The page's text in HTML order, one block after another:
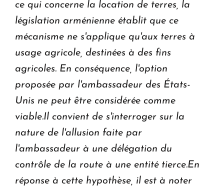
ce qui concerne la location de terres, la
législation arménienne établit que ce
mécanisme ne s'applique qu'aux terres à
usage agricole, destinées à des fins
agricoles. En conséquence, l'option
proposée par l'ambassadeur des États-
Unis ne peut être considérée comme
viable.Il convient de s'interroger sur la
nature de l'allusion faite par
l'ambassadeur à une délégation du
contrôle de la route à une entité tierce.En
réponse à cette hypothèse, il est à noter